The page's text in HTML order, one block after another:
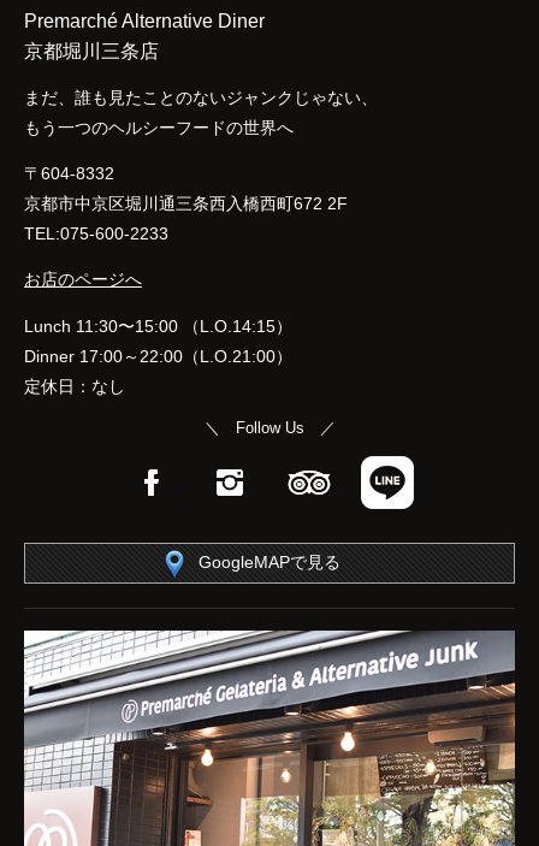
Premarché Alternative Diner
京都堀川三条店
まだ、誰も見たことのないジャンクじゃない、
もう一つのヘルシーフードの世界へ
〒604-8332
京都市中京区堀川通三条西入橋西町672 2F
TEL:075-600-2233
お店のページへ
Lunch 11:30〜15:00 （L.O.14:15）
Dinner 17:00～22:00（L.O.21:00）
定休日：なし
＼ Follow Us ／
FacebookInstagramTripAdvisor
GoogleMAPで見る